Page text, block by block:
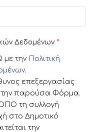
Δεδομένων *
την Πολιτική
.
επεξεργασίας
παρούσα Φόρμα.
τη συλλογή
στο Δημοτικό
την